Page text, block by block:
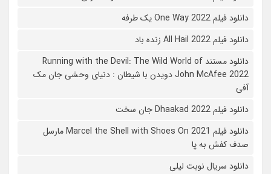
دانلود فیلم One Way 2022 یک طرفه
دانلود فیلم All Hail 2022 زنده باد
دانلود مستند Running with the Devil: The Wild World of
John McAfee 2022 دویدن با شیطان : دنیای وحشی جان مک
آفی
دانلود فیلم Dhaakad 2022 جان سخت
دانلود فیلم Marcel the Shell with Shoes On 2021 مارسل
صدف کفش به پا
دانلود سریال نوبت لیلی